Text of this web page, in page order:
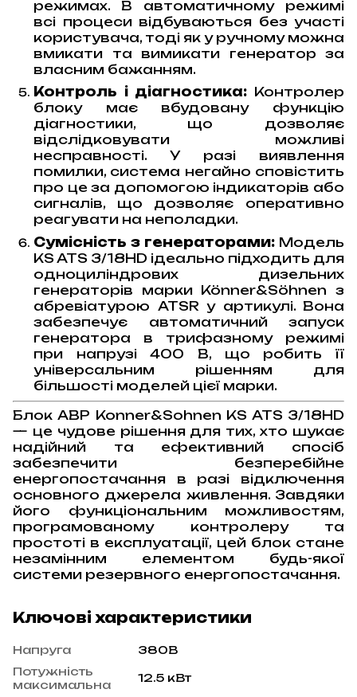
режимах. В автоматичному режимі
всі процеси відбуваються без участі
користувача, тоді як у ручному можна
вмикати та вимикати генератор за
власним бажанням.
Контроль і діагностика: Контролер
блоку має вбудовану функцію
діагностики, що дозволяє
відслідковувати можливі
несправності. У разі виявлення
помилки, система негайно сповістить
про це за допомогою індикаторів або
сигналів, що дозволяє оперативно
реагувати на неполадки.
Сумісність з генераторами: Модель
KS ATS 3/18HD ідеально підходить для
одноциліндрових дизельних
генераторів марки Könner&Söhnen з
абревіатурою ATSR у артикулі. Вона
забезпечує автоматичний запуск
генератора в трифазному режимі
при напрузі 400 В, що робить її
універсальним рішенням для
більшості моделей цієї марки.
Блок АВР Konner&Sohnen KS ATS 3/18HD
— це чудове рішення для тих, хто шукає
надійний та ефективний спосіб
забезпечити безперебійне
енергопостачання в разі відключення
основного джерела живлення. Завдяки
його функціональним можливостям,
програмованому контролеру та
простоті в експлуатації, цей блок стане
незамінним елементом будь-якої
системи резервного енергопостачання.
Ключові характеристики
Напруга
380В
Потужність
максимальна
12.5 кВт